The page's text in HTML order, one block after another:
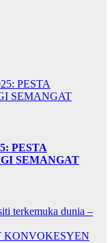
PESTA
SEMANGAT
KONVOKESYEN